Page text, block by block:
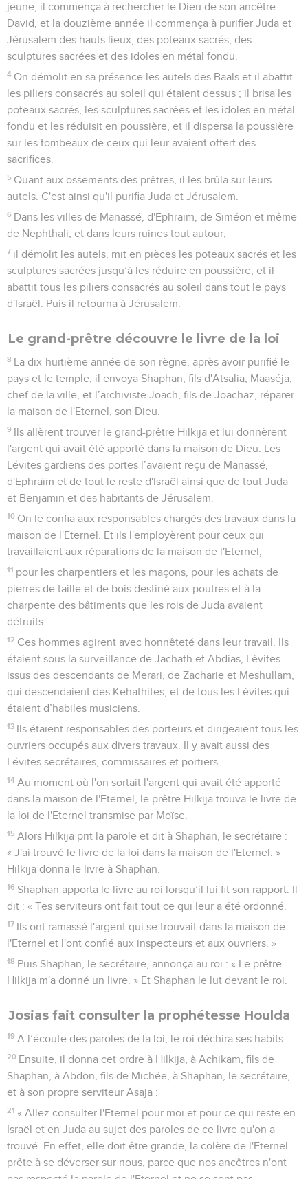
jeune, il commença à rechercher le Dieu de son ancêtre
David, et la douzième année il commença à purifier Juda et
Jérusalem des hauts lieux, des poteaux sacrés, des
sculptures sacrées et des idoles en métal fondu.
4 On démolit en sa présence les autels des Baals et il abattit
les piliers consacrés au soleil qui étaient dessus ; il brisa les
poteaux sacrés, les sculptures sacrées et les idoles en métal
fondu et les réduisit en poussière, et il dispersa la poussière
sur les tombeaux de ceux qui leur avaient offert des
sacrifices.
5 Quant aux ossements des prêtres, il les brûla sur leurs
autels. C'est ainsi qu'il purifia Juda et Jérusalem.
6 Dans les villes de Manassé, d'Ephraïm, de Siméon et même
de Nephthali, et dans leurs ruines tout autour,
7 il démolit les autels, mit en pièces les poteaux sacrés et les
sculptures sacrées jusqu’à les réduire en poussière, et il
abattit tous les piliers consacrés au soleil dans tout le pays
d'Israël. Puis il retourna à Jérusalem.
Le grand-prêtre découvre le livre de la loi
8 La dix-huitième année de son règne, après avoir purifié le
pays et le temple, il envoya Shaphan, fils d'Atsalia, Maaséja,
chef de la ville, et l’archiviste Joach, fils de Joachaz, réparer
la maison de l'Eternel, son Dieu.
9 Ils allèrent trouver le grand-prêtre Hilkija et lui donnèrent
l'argent qui avait été apporté dans la maison de Dieu. Les
Lévites gardiens des portes l’avaient reçu de Manassé,
d'Ephraïm et de tout le reste d'Israël ainsi que de tout Juda
et Benjamin et des habitants de Jérusalem.
10 On le confia aux responsables chargés des travaux dans la
maison de l'Eternel. Et ils l'employèrent pour ceux qui
travaillaient aux réparations de la maison de l'Eternel,
11 pour les charpentiers et les maçons, pour les achats de
pierres de taille et de bois destiné aux poutres et à la
charpente des bâtiments que les rois de Juda avaient
détruits.
12 Ces hommes agirent avec honnêteté dans leur travail. Ils
étaient sous la surveillance de Jachath et Abdias, Lévites
issus des descendants de Merari, de Zacharie et Meshullam,
qui descendaient des Kehathites, et de tous les Lévites qui
étaient d’habiles musiciens.
13 Ils étaient responsables des porteurs et dirigeaient tous les
ouvriers occupés aux divers travaux. Il y avait aussi des
Lévites secrétaires, commissaires et portiers.
14 Au moment où l'on sortait l'argent qui avait été apporté
dans la maison de l'Eternel, le prêtre Hilkija trouva le livre de
la loi de l'Eternel transmise par Moïse.
15 Alors Hilkija prit la parole et dit à Shaphan, le secrétaire :
« J'ai trouvé le livre de la loi dans la maison de l'Eternel. »
Hilkija donna le livre à Shaphan.
16 Shaphan apporta le livre au roi lorsqu’il lui fit son rapport. Il
dit : « Tes serviteurs ont fait tout ce qui leur a été ordonné.
17 Ils ont ramassé l'argent qui se trouvait dans la maison de
l'Eternel et l'ont confié aux inspecteurs et aux ouvriers. »
18 Puis Shaphan, le secrétaire, annonça au roi : « Le prêtre
Hilkija m'a donné un livre. » Et Shaphan le lut devant le roi.
Josias fait consulter la prophétesse Houlda
19 A l’écoute des paroles de la loi, le roi déchira ses habits.
20 Ensuite, il donna cet ordre à Hilkija, à Achikam, fils de
Shaphan, à Abdon, fils de Michée, à Shaphan, le secrétaire,
et à son propre serviteur Asaja :
21 « Allez consulter l'Eternel pour moi et pour ce qui reste en
Israël et en Juda au sujet des paroles de ce livre qu'on a
trouvé. En effet, elle doit être grande, la colère de l'Eternel
prête à se déverser sur nous, parce que nos ancêtres n'ont